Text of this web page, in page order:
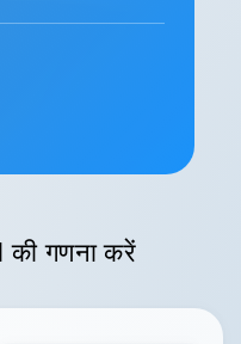
की गणना करें